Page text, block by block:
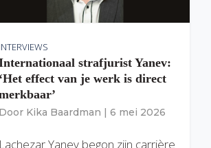
INTERVIEWS
strafjurist Yanev:
‘Het effect van je werk is direct
Door Kika Baardman | 6 mei 2026
Lachezar Yanev begon zijn carrière